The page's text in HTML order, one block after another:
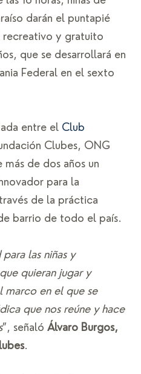
darán el puntapié
y gratuito
que se desarrollará en
Federal en el sexto
entre el Club
Clubes, ONG
de dos años un
para la
de la práctica
barrio de todo el país.
las niñas y
quieran jugar y
marco en el que se
que nos reúne y hace
”, señaló Álvaro Burgos,
.